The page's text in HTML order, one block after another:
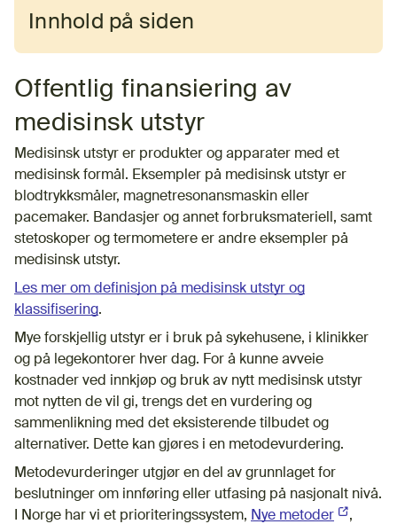
Innhold på siden
Offentlig finansiering av
medisinsk utstyr
Medisinsk utstyr er produkter og apparater med et
medisinsk formål. Eksempler på medisinsk utstyr er
blodtrykksmåler, magnetresonansmaskin eller
pacemaker. Bandasjer og annet forbruksmateriell, samt
stetoskoper og termometere er andre eksempler på
medisinsk utstyr.
Les mer om definisjon på medisinsk utstyr og
klassifisering.
Mye forskjellig utstyr er i bruk på sykehusene, i klinikker
og på legekontorer hver dag. For å kunne avveie
kostnader ved innkjøp og bruk av nytt medisinsk utstyr
mot nytten de vil gi, trengs det en vurdering og
sammenlikning med det eksisterende tilbudet og
alternativer. Dette kan gjøres i en metodevurdering.
Metodevurderinger utgjør en del av grunnlaget for
beslutninger om innføring eller utfasing på nasjonalt nivå.
I Norge har vi et prioriteringssystem, Nye metoder (Ekstern
,